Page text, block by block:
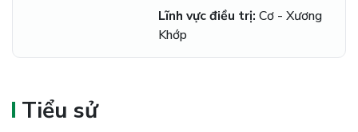
Lĩnh vực điều trị: Cơ - Xương
Khớp
Tiểu sử